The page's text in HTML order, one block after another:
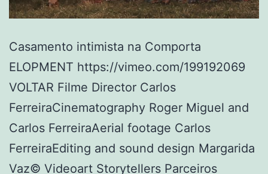
Casamento intimista na Comporta
ELOPMENT https://vimeo.com/199192069
VOLTAR Filme Director Carlos
FerreiraCinematography Roger Miguel and
Carlos FerreiraAerial footage Carlos
FerreiraEditing and sound design Margarida
Vaz© Videoart Storytellers Parceiros